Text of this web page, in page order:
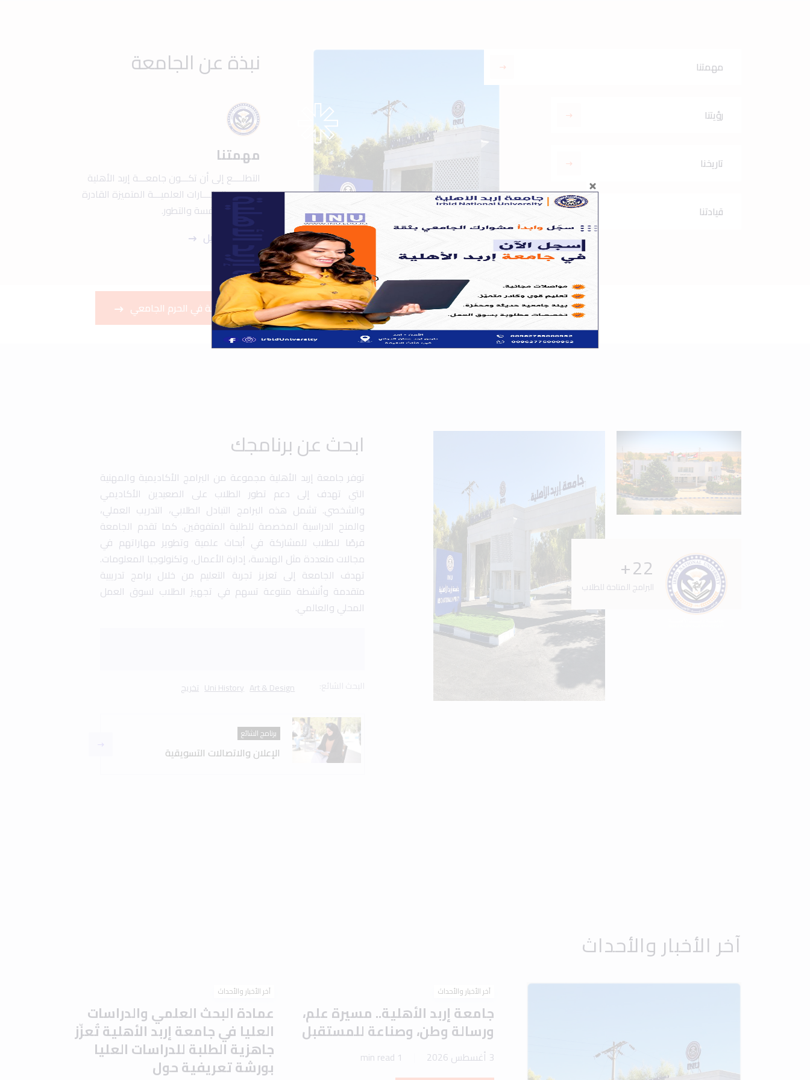
مهمتنا
رؤيتنا
تاريخنا
قيادتنا
نبذة عن الجامعة
مهمتنا
التطلــــع إلى أن تكـــون جامعـــة إربد الأهلية
إحــــدى المنــــارات العلميـــة المتميزة القادرة
علــــى المنافسة والتطور.
عرض التفاصيل
قم بجولة في الحرم الجامعي
34
+
البرامج المتاحة للطلاب
ابحث عن برنامجك
توفر جامعة إربد الأهلية مجموعة من البرامج الأكاديمية والمهنية
التي تهدف إلى دعم تطور الطلاب على الصعيدين الأكاديمي
والشخصي. تشمل هذه البرامج التبادل الطلابي، التدريب العملي،
والمنح الدراسية المخصصة للطلبة المتفوقين. كما تقدم الجامعة
فرصًا للطلاب للمشاركة في أبحاث علمية وتطوير مهاراتهم في
مجالات متعددة مثل الهندسة، إدارة الأعمال، وتكنولوجيا المعلومات.
تهدف الجامعة إلى تعزيز تجربة التعليم من خلال برامج تدريبية
متقدمة وأنشطة متنوعة تسهم في تجهيز الطلاب لسوق العمل
المحلي والعالمي.
Art & Design
Uni History تخريج
برنامج الشائع
الإعلان والاتصالات التسويقية
آخر الأخبار والأحداث
آخر الأخبار والأحداث
جامعة إربد الأهلية.. مسيرة علم،
ورسالة وطن، وصناعة للمستقبل
3 أغسطس 2026 1 min read
آخر الأخبار والأحداث
عمادة البحث العلمي والدراسات
العليا في جامعة إربد الأهلية تُعزّز
جاهزية الطلبة للدراسات العليا
بورشة تعريفية حول